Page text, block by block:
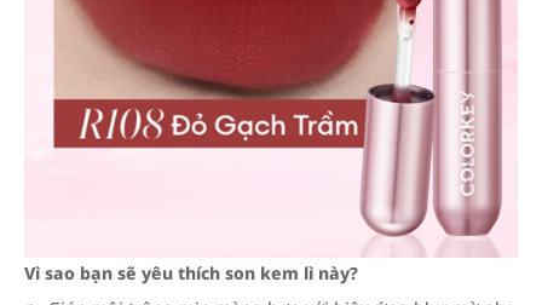
Vì sao bạn sẽ yêu thích son kem lì này?